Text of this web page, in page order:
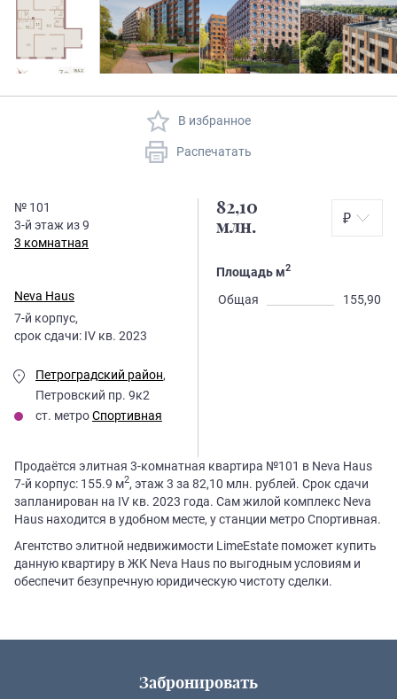
В избранное
Распечатать
№ 101
3-й этаж из9
3 комнатная
Neva Haus
7-й корпус,
срок сдачи: IV кв. 2023
Петроградский район,
Петровский пр. 9к2
ст. метроСпортивная
82,10
млн.
₽
Площадь м2
Общая 155,90
Продаётся элитная 3-комнатная квартира №101 в Neva Haus
7-й корпус: 155.9 м2, этаж 3 за 82,10 млн. рублей. Срок сдачи
запланирован на IV кв. 2023 года. Сам жилой комплекс Neva
Haus находится в удобном месте, у станции метро Спортивная.
Агентство элитной недвижимости LimeEstate поможет купить
данную квартиру в ЖК Neva Haus по выгодным условиям и
обеспечит безупречную юридическую чистоту сделки.
Забронировать